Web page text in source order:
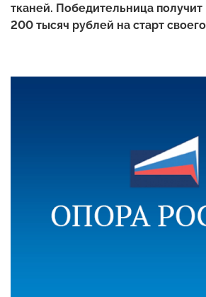
тканей. Победительница получит
200 тысяч рублей на старт